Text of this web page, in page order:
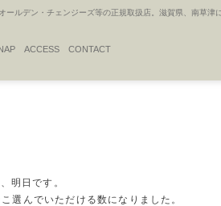
ルデン・チェンジーズ等の正規取扱店。滋賀県、南草津
ACCESS CONTACT
明日です。
選んでいただける数になりました。